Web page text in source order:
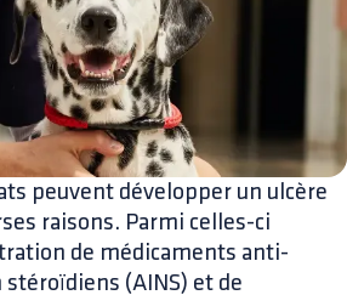
peuvent développer un ulcère
raisons. Parmi celles-ci
de médicaments anti-
(AINS) et de